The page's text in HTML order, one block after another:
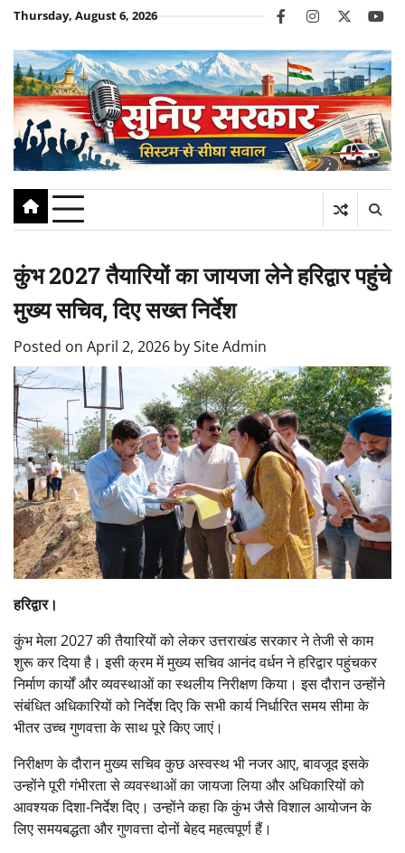
Skip
content
Thursday, August 6, 2026 facebookinstagram
twitter
कुंभ 2027 तैयारियों का जायजा लेने हरिद्वार पहुंचे
मुख्य सचिव, दिए सख्त निर्देश
Posted on April 2, 2026 bySite Admin
हरिद्वार।
कुंभ मेला 2027 की तैयारियों को लेकर उत्तराखंड सरकार ने तेजी से काम
शुरू कर दिया है। इसी क्रम में मुख्य सचिवआनंद वर्धनने हरिद्वार पहुंचकर
निर्माण कार्यों और व्यवस्थाओं का स्थलीय निरीक्षण किया। इस दौरान उन्होंने
संबंधित अधिकारियों को निर्देश दिए कि सभी कार्य निर्धारित समय सीमा के
भीतर उच्च गुणवत्ता के साथ पूरे किए जाएं।
निरीक्षण के दौरान मुख्य सचिव कुछ अस्वस्थ भी नजर आए, बावजूद इसके
उन्होंने पूरी गंभीरता से व्यवस्थाओं का जायजा लिया और अधिकारियों को
आवश्यक दिशा-निर्देश दिए। उन्होंने कहा कि कुंभ जैसे विशाल आयोजन के
लिए समयबद्धता और गुणवत्ता दोनों बेहद महत्वपूर्ण हैं।